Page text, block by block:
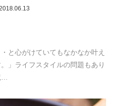
と心がけていてもなかなか叶え
」ライフスタイルの問題もあり